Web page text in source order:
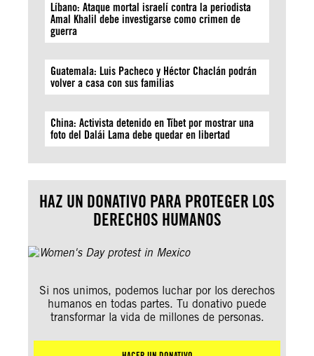
Líbano: Ataque mortal israelí contra la periodista
Amal Khalil debe investigarse como crimen de
guerra
Guatemala: Luis Pacheco y Héctor Chaclán podrán
volver a casa con sus familias
China: Activista detenido en Tíbet por mostrar una
foto del Dalái Lama debe quedar en libertad
HAZ UN DONATIVO PARA PROTEGER LOS
DERECHOS HUMANOS
Si nos unimos, podemos luchar por los derechos
humanos en todas partes. Tu donativo puede
transformar la vida de millones de personas.